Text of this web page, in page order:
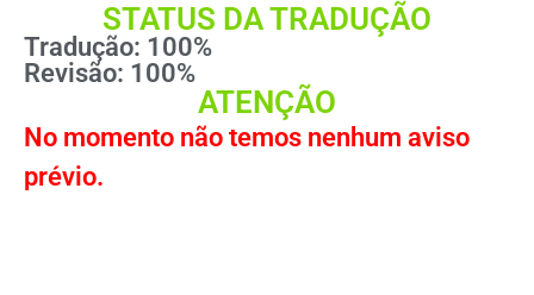
STATUS DA TRADUÇÃO
Tradução: 100%
Revisão: 100%
ATENÇÃO
No momento não temos nenhum aviso
prévio.